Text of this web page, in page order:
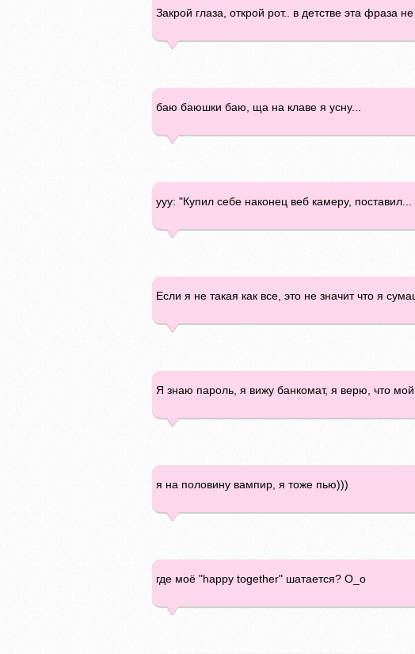
Закрой глаза, открой рот.. в детстве эта фраза
баю баюшки баю, ща на клаве я усну...
ууу: "Купил себе наконец веб камеру,
Если я не такая как все, это не значит что я
Я знаю пароль, я вижу банкомат, я верю, что
я на половину вампир, я тоже пью)))
где моё "happy together" шатается? О_о